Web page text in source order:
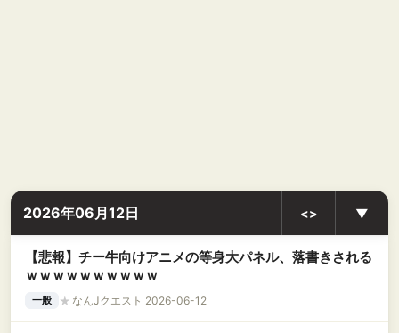
2026年06月12日 <> ▼
【悲報】チー牛向けアニメの等身大パネル、落書きされる
ｗｗｗｗｗｗｗｗｗｗ
一般 ★ なんJクエスト 2026-06-12